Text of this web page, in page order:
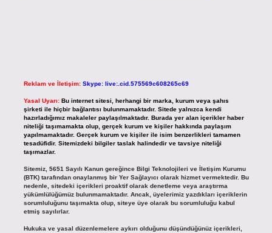
Reklam ve İletişim: Skype: live:.cid.575569c608265c69
Yasal Uyarı: Bu internet sitesi, herhangi bir marka, kurum veya şahıs
şirketi ile hiçbir bağlantısı bulunmamaktadır. Sitede yalnızca kendi
hazırladığımız makaleler paylaşılmaktadır. Burada yer alan içerikler haber
niteliği taşımamakta olup, gerçek kurum ve kişiler hakkında paylaşım
yapılmamaktadır. Gerçek kurum ve kişiler ile isim benzerlikleri tamamen
tesadüfidir. Sitemizdeki bilgiler taslak halindedir ve tavsiye niteliği
taşımazlar.
Sitemiz, 5651 Sayılı Kanun gereğince Bilgi Teknolojileri ve İletişim Kurumu
(BTK) tarafından onaylanmış bir Yer Sağlayıcı olarak hizmet vermektedir. Bu
nedenle, sitedeki içerikleri proaktif olarak denetleme veya araştırma
yükümlülüğümüz bulunmamaktadır. Ancak, üyelerimiz yazdıkları içeriklerin
sorumluluğunu taşımakta olup, siteye üye olarak bu sorumluluğu kabul
etmiş sayılırlar.
Hukuka ve yasal düzenlemelere aykırı olduğunu düşündüğünüz içerikleri,